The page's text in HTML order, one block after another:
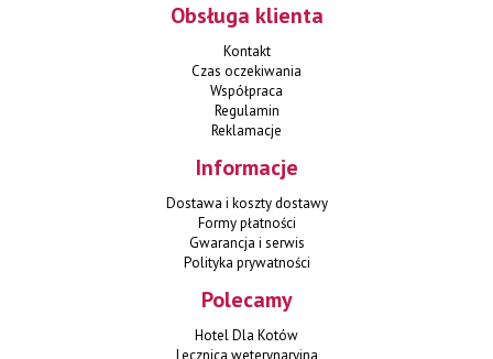
Obsługa klienta
Kontakt
Czas oczekiwania
Współpraca
Regulamin
Reklamacje
Informacje
Dostawa i koszty dostawy
Formy płatności
Gwarancja i serwis
Polityka prywatności
Polecamy
Hotel Dla Kotów
Lecznica weterynaryjna